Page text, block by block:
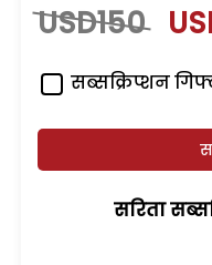
USD150
सब्सक्रिप्शन
सरिता